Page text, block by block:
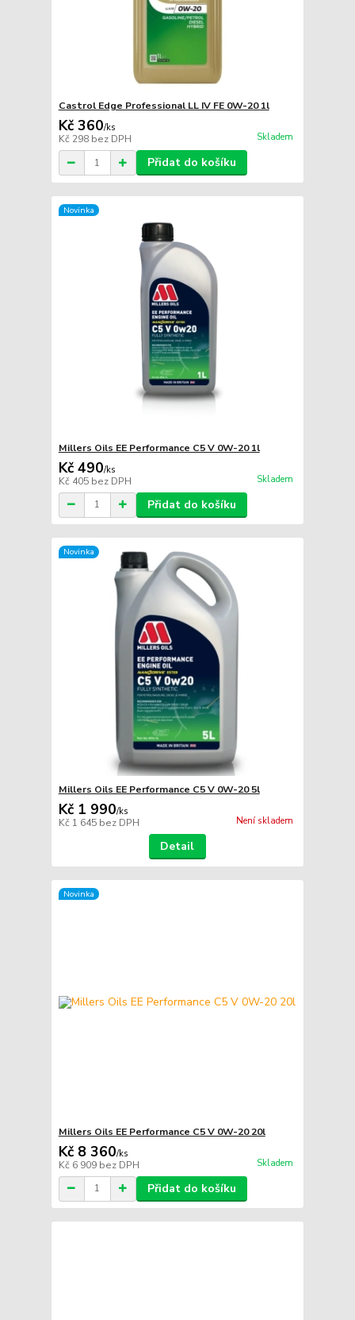
Castrol Edge Professional LL IV FE 0W-20 1l
Kč 360/ks
Kč 298 bez DPH Skladem
Přidat do košíku
Novinka
Millers Oils EE Performance C5 V 0W-20 1l
Kč 490/ks
Kč 405 bez DPH Skladem
Přidat do košíku
Novinka
Millers Oils EE Performance C5 V 0W-20 5l
Kč 1 990/ks
Kč 1 645 bez DPH Není skladem
Detail
Novinka
Millers Oils EE Performance C5 V 0W-20 20l
Kč 8 360/ks
Kč 6 909 bez DPH Skladem
Přidat do košíku